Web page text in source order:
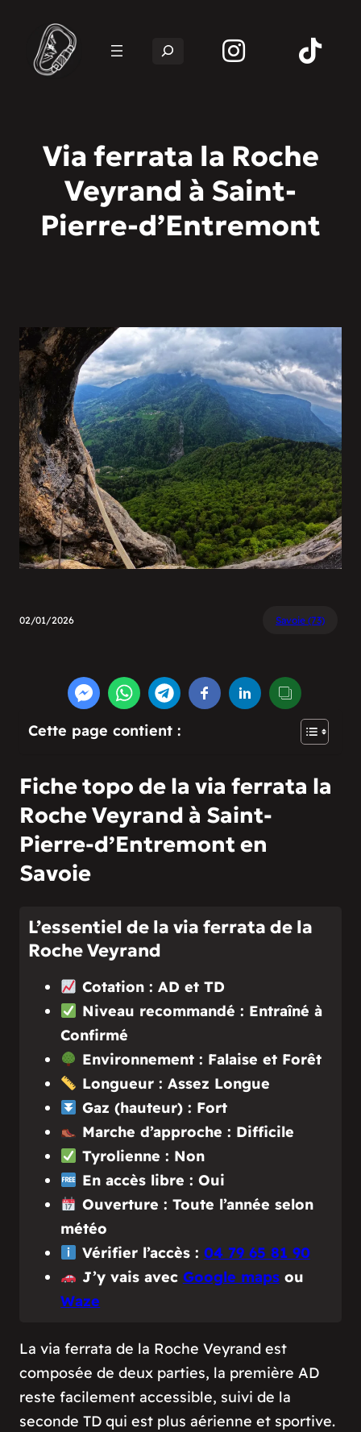
Rechercher
Via ferrata la Roche
Veyrand à Saint-
Pierre-d’Entremont
02/01/2026 Savoie (73)
Cette page contient :
Fiche topo de la via ferrata la
Roche Veyrand à Saint-
Pierre-d’Entremont en
Savoie
L’essentiel de la via ferrata de la
Roche Veyrand
Cotation : AD et TD
Niveau recommandé : Entraîné à
Confirmé
Environnement : Falaise et Forêt
Longueur : Assez Longue
Gaz (hauteur) : Fort
Marche d’approche : Difficile
Tyrolienne : Non
En accès libre : Oui
Ouverture : Toute l’année selon
météo
Vérifier l’accès : 04 79 65 81 90
J’y vais avec Google mapsou
Waze
La via ferrata de la Roche Veyrand est
composée de deux parties, la première AD
reste facilement accessible, suivi de la
seconde TD qui est plus aérienne et sportive.